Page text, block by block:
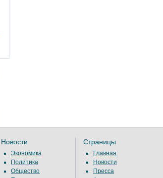
Новости
Экономика
Политика
Общество
Страницы
Главная
Новости
Пресса